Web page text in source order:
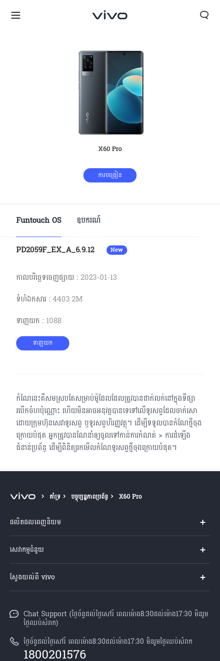
Cambodia | ជ្រើសរើសប្រទេស/តំបន់
X60 Pro
ការបង្រៀន
Funtouch OS ឧបករណ៍
PD2059F_EX_A_6.9.12 New
កាលបរិច្ឆេទចេញផ្សាយ :2023-01-13
ទំហំ​ឯកសារ :4403.2M
ទាញយក : 1088
ទាញយក
កំណែនេះគឺសមស្របតែសម្រាប់ម៉ូដែលដែលត្រូវបានដាក់លក់នៅក្នុងទីផ្សា
របើកចំហប៉ុណ្ណោះ ហើយមិនអាចអនុវត្តបានទេទៅលើទូរសព្ទដែលចាក់សោ
ដោយ​ក្រុម​ហ៊ុនសេវាទូរសព្ទ ឬទូរសព្ទហិរញ្ញវត្ថុ។ ដើម្បីទទួលបានកំណែថ្មីចុង
ក្រោយបំផុត អ្នកត្រូវបានណែនាំឲ្យចូលទៅកាន់​ការ​កំណត់ > ការដំឡើង
ជំនាន់ប្រព័ន្ធ ដើម្បីពិនិត្យរកមើលកំណែទូរសព្ទថ្មីចុង​ក្រោយបំផុត។
គាំទ្រ បច្ចុប្បន្នភាពប្រព័ន្ធ X60 Pro
ផលិតផលពេញនិយម
V60 Lite
V60 5G
V50 Lite
បណ្តាហាងលក់
សេវាកម្មជំនួយ
មជ្ឈមណ្ឌល​សេវាកម្ម
Funtouch OS
ការផ្ទៀងផ្ទាត់ IMEI
ពិនិត្យតម្លៃគ្រឿងបន្លាស់
ស្វែងយល់ពី vivo
ព័ត៌មាន
អាជីពនៅ vivo
សេចក្តីជូនដំណឹងផ្លូវច្បាប់
Chat Support (ថ្ងៃច័ន្ទដល់ថ្ងៃសៅរ៍ ពេលម៉ោង8:30ដល់ម៉ោង17:30 មិនរួម
ថ្ងៃឈប់សំរាក)
ថ្ងៃច័ន្ទដល់ថ្ងៃសៅរ៍ ពេលម៉ោង8:30ដល់ម៉ោង17:30 មិនរួមថ្ងៃឈប់សំរាក
1800201576